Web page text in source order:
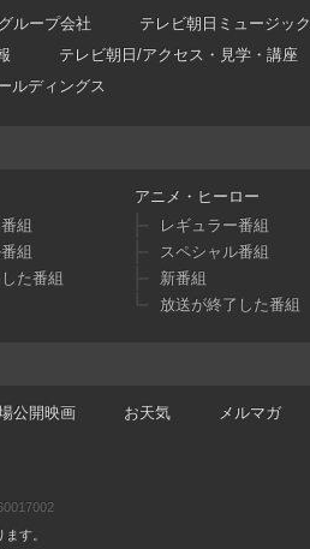
グループ会社 テレビ朝日ミュージック
テレビ朝日/アクセス・見学・講座
ルディングス
組
組
た番組
アニメ・ヒーロー
レギュラー番組
スペシャル番組
新番組
放送が終了した番組
公開映画 お天気 メルマガ
す。